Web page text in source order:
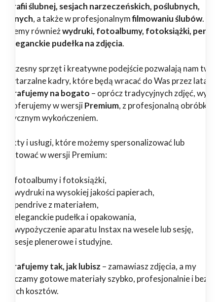
ślubnej, sesjach narzeczeńskich, poślubnych,
, a także w profesjonalnymfilmowaniu ślubów.
równieżwydruki, fotoalbumy, fotoksiążki,
eleganckie pudełka na zdjęcia.
sprzęt i kreatywne podejście pozwalają nam
kadry, które będą wracać do Was przez lata.
na bogato – oprócz tradycyjnych zdjęć,
oferujemy w wersjiPremium, z profesjonalną obróbką i
wykończeniem.
i usługi, które możemy spersonalizować lub
w wersji Premium:
fotoalbumy i fotoksiążki,
wydruki na wysokiej jakości papierach,
pendrive z materiałem,
eleganckie pudełka i opakowania,
wypożyczenie aparatu Instax na wesele lub sesję,
sesje plenerowe i studyjne.
tak, jak lubisz – zamawiasz zdjęcia, a my
gotowe materiały szybko, profesjonalnie i bez
kosztów.